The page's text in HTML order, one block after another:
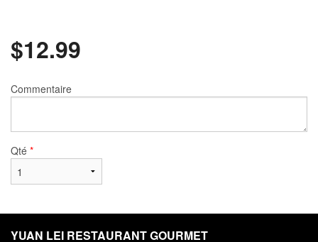
$12.99
Commentaire
Qté *
YUAN LEI RESTAURANT GOURMET